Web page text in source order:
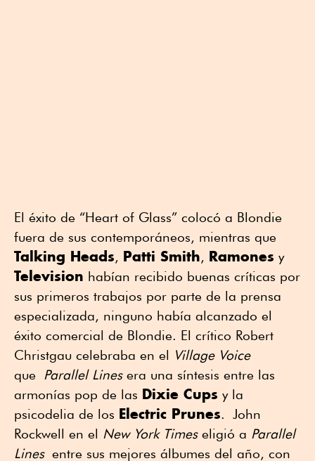
El éxito de “Heart of Glass” colocó a Blondie
fuera de sus contemporáneos, mientras que
Talking Heads, Patti Smith, Ramones y
Television habían recibido buenas críticas por
sus primeros trabajos por parte de la prensa
especializada, ninguno había alcanzado el
éxito comercial de Blondie. El crítico Robert
Christgau celebraba en el Village Voice
que Parallel Linesera una síntesis entre las
armonías pop de las Dixie Cups y la
psicodelia de los Electric Prunes. John
Rockwell en el New York Timeseligió a Parallel
Linesentre sus mejores álbumes del año, con